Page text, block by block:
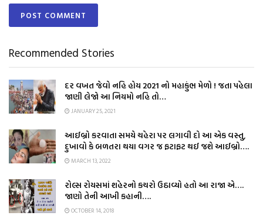
Recommended Stories
દર વખત જેવો નહિ હોય 2021 નો મહાકુંભ મેળો ! જતા પહેલા
જાણી લેજો આ નિયમો નહિ તો…
JANUARY 25, 2021
આઈબ્રો કરવાતા સમયે ચહેરા પર લગાવી દો આ એક વસ્તુ,
દુખાવો કે બળતરા થયા વગર જ ફટાફટ થઈ જશે આઈબ્રો….
MARCH 13, 2022
રોલ્સ રોયસમાં શહેરનો કચરો ઉઠાવ્યો હતો આ રાજા એ….
જાણો તેની આખી કહાની….
OCTOBER 14, 2018